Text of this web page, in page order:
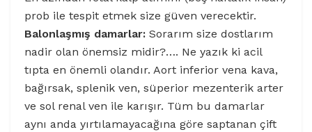
prob ile tespit etmek size güven verecektir.
Balonlaşmış damarlar: Sorarım size dostlarım
nadir olan önemsiz midir?…. Ne yazık ki acil
tıpta en önemli olandır. Aort inferior vena kava,
bağırsak, splenik ven, süperior mezenterik arter
ve sol renal ven ile karışır. Tüm bu damarlar
aynı anda yırtılamayacağına göre saptanan çift